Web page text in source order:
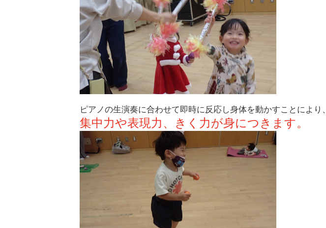
ピアノの生演奏に合わせて即時に反応し身体を動かすことにより、
集中力や表現力、きく力が身につきます。